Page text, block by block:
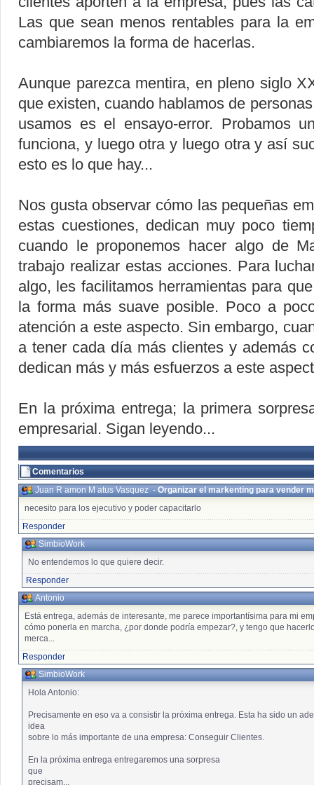
Las que sean menos rentables para la
cambiaremos la forma de hacerlas.
Aunque parezca mentira, en pleno siglo
que existen, cuando hablamos de
usamos es el ensayo-error. Probamos
funciona, y luego otra y luego otra y así
esto es lo que hay...
Nos gusta observar cómo las pequeñas
estas cuestiones, dedican muy poco
cuando le proponemos hacer algo de
trabajo realizar estas acciones. Para
algo, les facilitamos herramientas para
la forma más suave posible. Poco a
atención a este aspecto. Sin embargo,
a tener cada día más clientes y además
dedican más y más esfuerzos a este
En la próxima entrega; la primera
empresarial. Sigan leyendo...
Comentarios
Juan R amon M atus Vasquez - Organizar el markenting para vender
necesito para los ejecutivo y poder capacitarlo
Responder
SimbioWork
No entendemos lo que quiere decir.
Responder
Antonio
Está entrega, además de interesante, me parece importantísima para mi
cómo ponerla en marcha, ¿por donde podría empezar?, y tengo que
merca...
Responder
SimbioWork
Hola Antonio:
Precisamente en eso va a consistir la próxima entrega. Esta ha sido un
idea
sobre lo más importante de una empresa: Conseguir Clientes.
En la próxima entrega entregaremos una sorpresa
que
precisam...